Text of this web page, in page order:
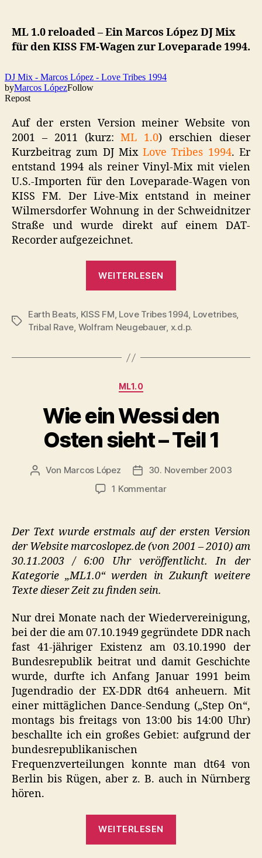
1994
Ein
Mix
1994
ML 1.0 reloaded – Ein Marcos López DJ Mix
für den KISS FM-Wagen zur Loveparade 1994.
Auf der ersten Version meiner Website von
2001 – 2011 (kurz:ML 1.0) erschien dieser
Kurzbeitrag zum DJ MixLove Tribes 1994. Er
entstand 1994 als reiner Vinyl-Mix mit vielen
U.S.-Importen für den Loveparade-Wagen von
KISS FM. Der Live-Mix entstand in meiner
Wilmersdorfer Wohnung in der Schweidnitzer
Straße und wurde direkt auf einem DAT-
Recorder aufgezeichnet.
WEITERLESEN
–
Ein
1994“
Schlagwörter
Earth Beats, KISS FM, Love Tribes 1994, Lovetribes,
Tribal Rave, Wolfram Neugebauer, x.d.p.
Kategorien
ML1.0
Wie ein Wessi den
Osten sieht – Teil 1
Beitragsautor
Von Marcos López Veröffentlichungsdatum
30. November 2003
1 Kommentarzu
Wessi
Osten
sieht
–
Der Text wurde erstmals auf der ersten Version
der Website marcoslopez.de (von 2001 – 2010) am
30.11.2003 / 6:00 Uhr veröffentlicht. In der
Kategorie „ML1.0“ werden in Zukunft weitere
Texte dieser Zeit zu finden sein.
Nur drei Monate nach der Wiedervereinigung,
bei der die am 07.10.1949 gegründete DDR nach
fast 41-jähriger Existenz am 03.10.1990 der
Bundesrepublik beitrat und damit Geschichte
wurde, durfte ich Anfang Januar 1991 beim
Jugendradio der EX-DDR dt64 anheuern. Mit
einer mittäglichen Dance-Sendung („Step On“,
montags bis freitags von 13:00 bis 14:00 Uhr)
beschallte ich ein großes Gebiet: aufgrund der
bundesrepublikanischen
Frequenzverteilungen konnte man dt64 von
Berlin bis Rügen, aber z. B. auch in Nürnberg
hören.
WEITERLESEN